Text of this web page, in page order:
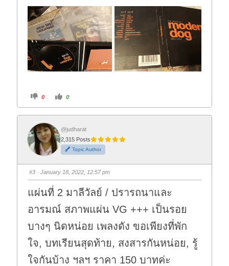
C
i
k
f
o
r
t
h
u
m
d
o
n
.
0
C
i
k
o
r
t
h
u
m
u
p
0
@judharat
2,315 Posts
Topic Author
#3 · January 18, 2022, 12:57 pm
แผ่นที่ 2 มาลีวัลย์ / ปรารถนาและ
อารมณ์ สภาพแผ่น VG +++ เป็นรอย
บางๆ นิดหน่อย เพลงดัง ขอเพียงที่พัก
ใจ, บทเรียนสุดท้าย, สงสารกันหน่อย, รู้
ใจกันบ้าง ฯลฯ ราคา 150 บาทค่ะ